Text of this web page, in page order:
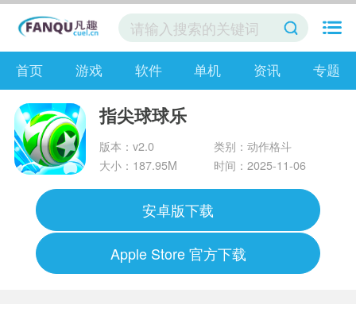
首页 游戏 软件 单机 资讯 专题
指尖球球乐
版本：v2.0
类别：动作格斗
大小：187.95M
时间：2025-11-06
安卓版下载
Apple Store 官方下载